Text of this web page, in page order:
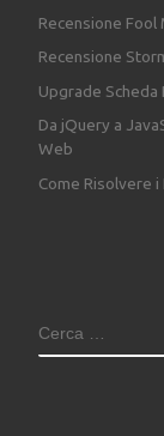
Recensione Fool
Recensione
Upgrade
Da jQuery a
Web
Come Risolvere
CERCA